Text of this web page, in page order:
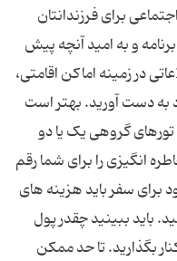
برای فرزندانتان
و به امید آنچه پیش
در زمینه اماکن اقامتی،
به دست آورید. بهتر است
گروهی یک یا دو
انگیزی را برای شما رقم
برای سفر باید هزینه های
باید ببینید چقدر پول
بگذارید. تا حد ممکن